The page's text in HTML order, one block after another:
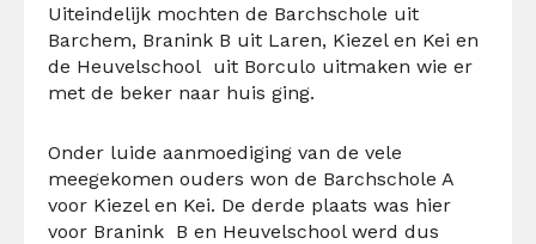
Uiteindelijk mochten de Barchschole uit
Barchem, Branink B uit Laren, Kiezel en Kei en
de Heuvelschool uit Borculo uitmaken wie er
met de beker naar huis ging.
Onder luide aanmoediging van de vele
meegekomen ouders won de Barchschole A
voor Kiezel en Kei. De derde plaats was hier
voor Branink B en Heuvelschool werd dus